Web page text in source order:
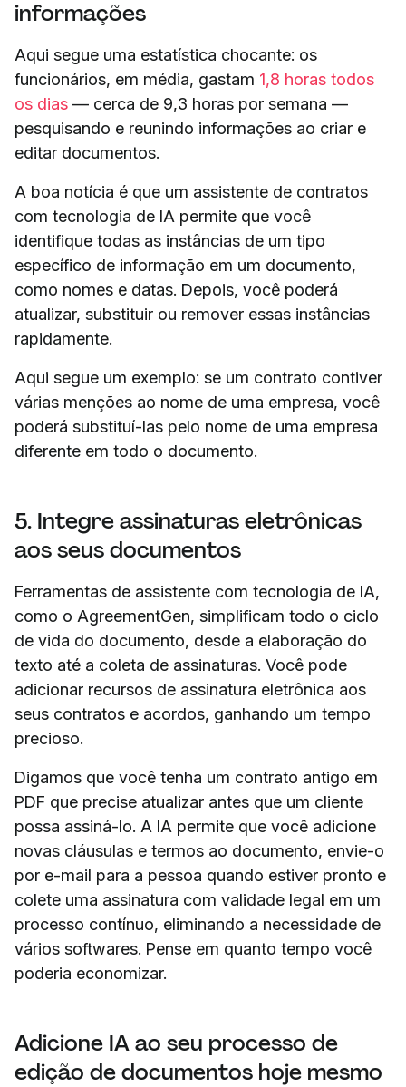
informações
Aqui segue uma estatística chocante: os
funcionários, em média, gastam 1,8 horas todos
os dias — cerca de 9,3 horas por semana —
pesquisando e reunindo informações ao criar e
editar documentos.
A boa notícia é que um assistente de contratos
com tecnologia de IA permite que você
identifique todas as instâncias de um tipo
específico de informação em um documento,
como nomes e datas. Depois, você poderá
atualizar, substituir ou remover essas instâncias
rapidamente.
Aqui segue um exemplo: se um contrato contiver
várias menções ao nome de uma empresa, você
poderá substituí-las pelo nome de uma empresa
diferente em todo o documento.
5. Integre assinaturas eletrônicas
aos seus documentos
Ferramentas de assistente com tecnologia de IA,
como o AgreementGen, simplificam todo o ciclo
de vida do documento, desde a elaboração do
texto até a coleta de assinaturas. Você pode
adicionar recursos de assinatura eletrônica aos
seus contratos e acordos, ganhando um tempo
precioso.
Digamos que você tenha um contrato antigo em
PDF que precise atualizar antes que um cliente
possa assiná-lo. A IA permite que você adicione
novas cláusulas e termos ao documento, envie-o
por e-mail para a pessoa quando estiver pronto e
colete uma assinatura com validade legal em um
processo contínuo, eliminando a necessidade de
vários softwares. Pense em quanto tempo você
poderia economizar.
Adicione IA ao seu processo de
edição de documentos hoje mesmo